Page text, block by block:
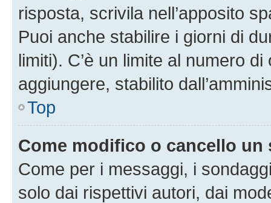
risposta, scrivila nell’apposito
Puoi anche stabilire i giorni di
limiti). C’è un limite al numero
aggiungere, stabilito
Top
Come modifico o cancello un
Come per i messaggi, i
solo dai rispettivi autori, dai